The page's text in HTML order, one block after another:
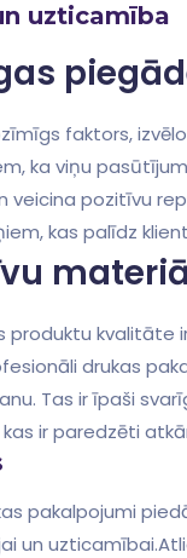
uzticamība
faktors,
ka viņu
veicina pozitīvu⁣
kas palīdz
produktu kvalitāte
drukas
Tas ir īpaši
ir paredzēti
pakalpojumi
un